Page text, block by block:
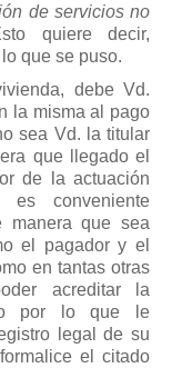
de servicios no
quiere decir,
que se puso.
debe Vd.
la misma al pago
sea Vd. la titular
que llegado el
de la actuación
conveniente
manera que sea
el pagador y el
en tantas otras
acreditar la
por lo que le
legal de su
el citado